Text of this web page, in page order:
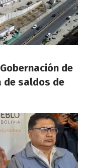
de
de saldos de